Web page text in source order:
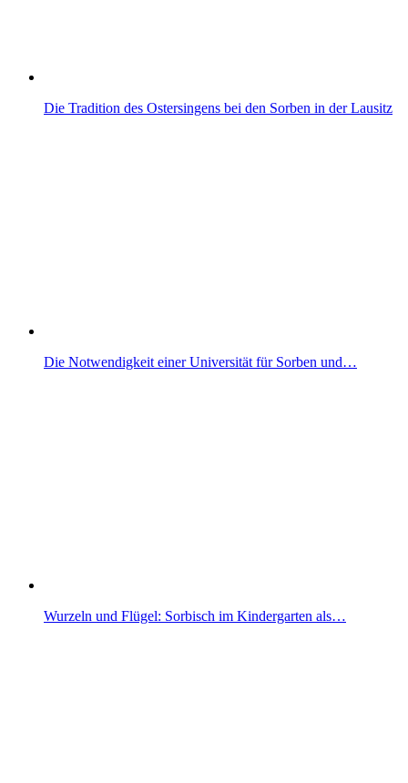
Die Tradition des Ostersingens bei den Sorben in der Lausitz
Die Notwendigkeit einer Universität für Sorben und…
Wurzeln und Flügel: Sorbisch im Kindergarten als…